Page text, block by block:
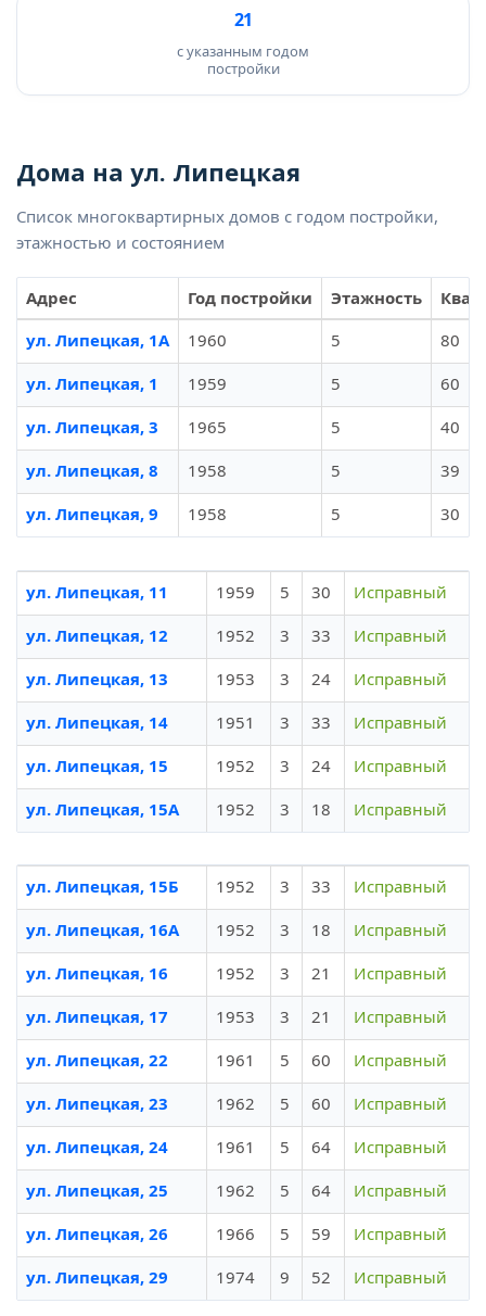
21
с указанным годом
постройки
Дома на ул. Липецкая
Список многоквартирных домов с годом постройки,
этажностью и состоянием
Адрес Год постройки Этажность
ул. Липецкая, 1А
1960 5
80
ул. Липецкая, 1
1959 5
60
ул. Липецкая, 3
1965 5
40
ул. Липецкая, 8
1958 5
39
ул. Липецкая, 9
1958 5 30
ул. Липецкая, 11 1959 5 30
Исправный
ул. Липецкая, 12
1952 3 33
Исправный
ул. Липецкая, 13
1953 3 24
Исправный
ул. Липецкая, 14
1951 3 33
Исправный
ул. Липецкая, 15
1952 3 24
Исправный
ул. Липецкая, 15А
1952 3 18 Исправный
ул. Липецкая, 15Б 1952 3 33
Исправный
ул. Липецкая, 16А
1952 3 18
Исправный
ул. Липецкая, 16
1952 3 21
Исправный
ул. Липецкая, 17
1953 3 21
Исправный
ул. Липецкая, 22
1961 5 60
Исправный
ул. Липецкая, 23
1962 5 60
Исправный
ул. Липецкая, 24
1961 5 64
Исправный
ул. Липецкая, 25
1962 5 64
Исправный
ул. Липецкая, 26
1966 5 59
Исправный
ул. Липецкая, 29
1974 9 52 Исправный